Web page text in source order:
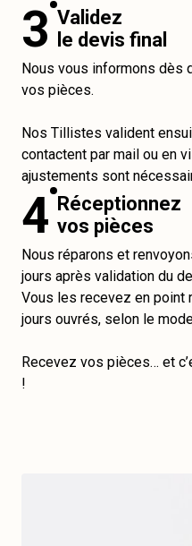
3 Validez
le devis final
Nous vous informons dès
vos pièces.
Nos Tillistes valident
contactent par mail ou en
ajustements sont
4 Réceptionnez
vos pièces
Nous réparons et
jours après validation du
Vous les recevez en point
jours ouvrés, selon le
Recevez vos pièces… et
!